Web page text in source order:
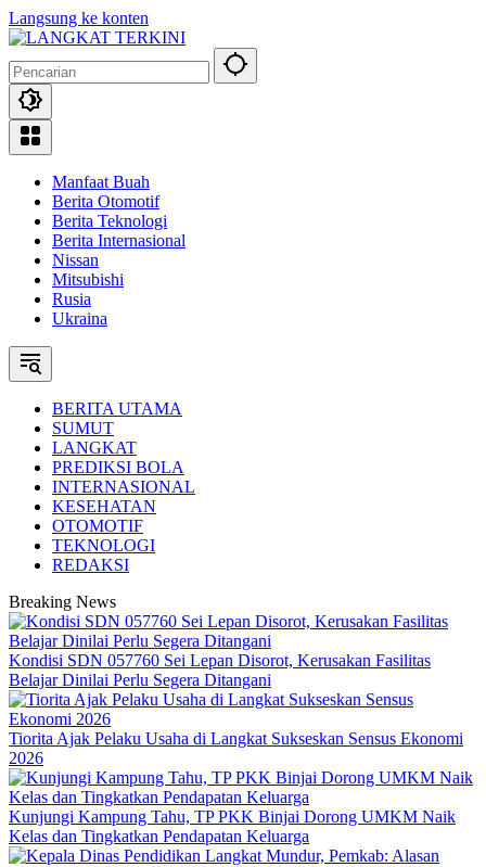
Langsung ke konten
Manfaat Buah
Berita Otomotif
Berita Teknologi
Berita Internasional
Nissan
Mitsubishi
Rusia
Ukraina
BERITA UTAMA
SUMUT
LANGKAT
PREDIKSI BOLA
INTERNASIONAL
KESEHATAN
OTOMOTIF
TEKNOLOGI
REDAKSI
Breaking News
Kondisi SDN 057760 Sei Lepan Disorot, Kerusakan Fasilitas
Belajar Dinilai Perlu Segera Ditangani
Tiorita Ajak Pelaku Usaha di Langkat Sukseskan Sensus Ekonomi
2026
Kunjungi Kampung Tahu, TP PKK Binjai Dorong UMKM Naik
Kelas dan Tingkatkan Pendapatan Keluarga